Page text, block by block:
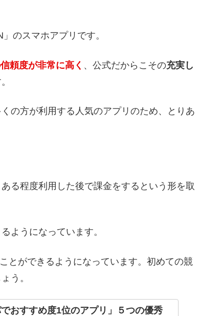
のスマホアプリです。
頼度が非常に高く 、公式だからこその充実し
の方が利用する人気のアプリのため、とりあ
る程度利用した後で課金をするという形を取
ようになっています。
とができるようになっています。初めての競
う。
おすすめ度1位のアプリ」５つの優秀